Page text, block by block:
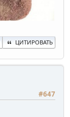
ЦИТИРОВАТЬ
#647